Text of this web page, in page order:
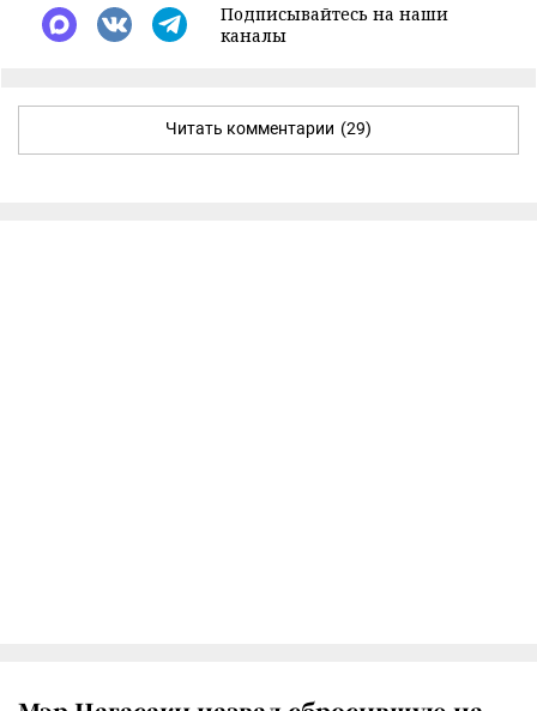
Подписывайтесь на наши
каналы
Читать комментарии (29)